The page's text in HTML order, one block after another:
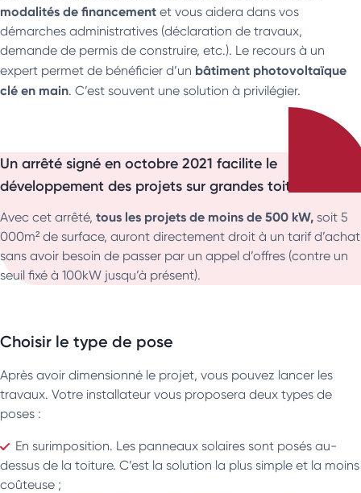
modalités de financement et vous aidera dans vos
démarches administratives (déclaration de travaux,
demande de permis de construire, etc.). Le recours à un
expert permet de bénéficier d’un bâtiment photovoltaïque
clé en main. C’est souvent une solution à privilégier.
Un arrêté signé en octobre 2021 facilite le
développement des projets sur grandes toitures
Avec cet arrêté, tous les projets de moins de 500 kW, soit 5
000m² de surface, auront directement droit à un tarif d’achat
sans avoir besoin de passer par un appel d’offres (contre un
seuil fixé à 100kW jusqu’à présent).
Choisir le type de pose
Après avoir dimensionné le projet, vous pouvez lancer les
travaux. Votre installateur vous proposera deux types de
poses :
En surimposition. Les panneaux solaires sont posés au-
dessus de la toiture. C’est la solution la plus simple et la moins
coûteuse ;